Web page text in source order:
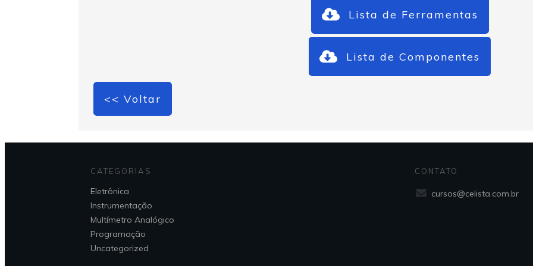
Lista de Ferramentas
Lista de Componentes
<< Voltar
CATEGORIAS
Eletrônica
Instrumentação
Multímetro Analógico
Programação
Uncategorized
CONTATO
cursos@celista.com.br